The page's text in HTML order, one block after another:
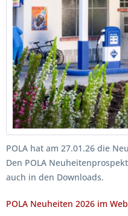
POLA hat am 27.01.26 die
Den POLA
auch in den Downloads.
POLA Neuheiten 2026 im